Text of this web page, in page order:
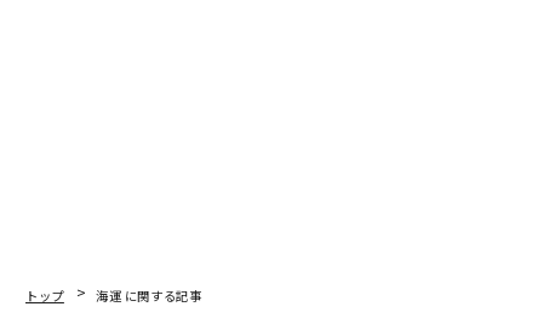
トップ 海運 に関する記事